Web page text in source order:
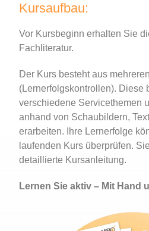
Kursaufbau:
Vor Kursbeginn erhalten Sie
Fachliteratur.
Der Kurs besteht aus
(Lernerfolgskontrollen). Diese
verschiedene Servicethemen
anhand von Schaubildern,
erarbeiten. Ihre Lernerfolge
laufenden Kurs überprüfen.
detaillierte Kursanleitung.
Lernen Sie aktiv – Mit Hand